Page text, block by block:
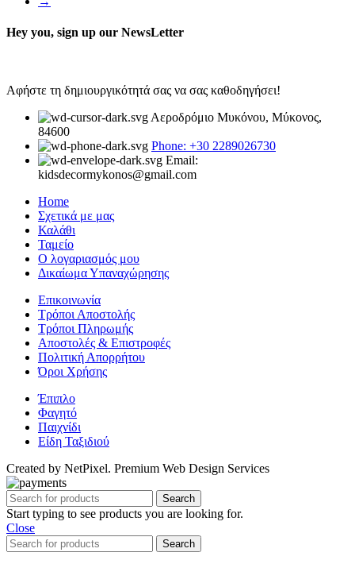
Hey you, sign up our NewsLetter
Αφήστε τη δημιουργικότητά σας να σας καθοδηγήσει!
Αεροδρόμιο Μυκόνου, Μύκονος,
84600
Phone: +30 2289026730
Email:
kidsdecormykonos@gmail.com
Home
Σχετικά με μας
Καλάθι
Ταμείο
Ο λογαριασμός μου
Δικαίωμα Υπαναχώρησης
Επικοινωνία
Τρόποι Αποστολής
Τρόποι Πληρωμής
Αποστολές & Επιστροφές
Πολιτική Απορρήτου
Όροι Χρήσης
Έπιπλο
Φαγητό
Παιχνίδι
Είδη Ταξιδιού
Created by NetPixel. Premium Web Design Services
Search
Start typing to see products you are looking for.
Close
Search